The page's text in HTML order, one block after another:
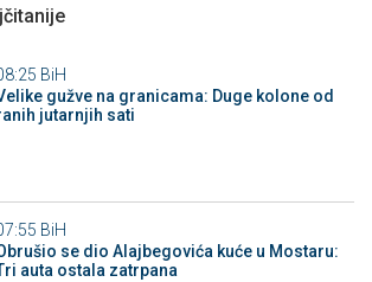
BiH
gužve na granicama: Duge kolone od
jutarnjih sati
BiH
se dio Alajbegovića kuće u Mostaru:
auta ostala zatrpana